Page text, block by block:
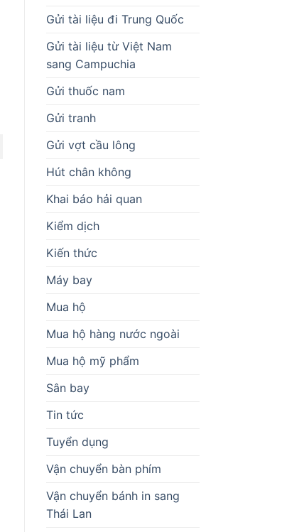
Gửi tài liệu đi Trung Quốc
Gửi tài liệu từ Việt Nam
sang Campuchia
Gửi thuốc nam
Gửi tranh
Gửi vợt cầu lông
Hút chân không
Khai báo hải quan
Kiểm dịch
Kiến thức
Máy bay
Mua hộ
Mua hộ hàng nước ngoài
Mua hộ mỹ phẩm
Sân bay
Tin tức
Tuyển dụng
Vận chuyển bàn phím
Vận chuyển bánh in sang
Thái Lan